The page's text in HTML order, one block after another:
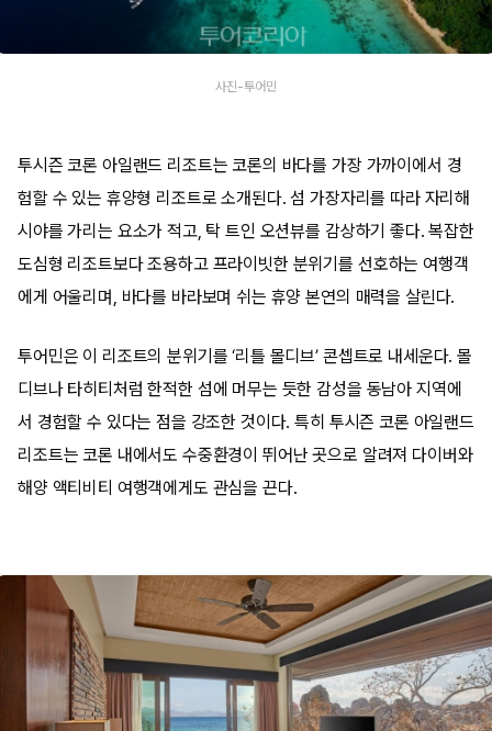
사진-투어민
투시즌 코론 아일랜드 리조트는 코론의 바다를 가장 가까이에서 경
험할 수 있는 휴양형 리조트로 소개된다. 섬 가장자리를 따라 자리해
시야를 가리는 요소가 적고, 탁 트인 오션뷰를 감상하기 좋다. 복잡한
도심형 리조트보다 조용하고 프라이빗한 분위기를 선호하는 여행객
에게 어울리며, 바다를 바라보며 쉬는 휴양 본연의 매력을 살린다.
투어민은 이 리조트의 분위기를 ‘리틀 몰디브’ 콘셉트로 내세운다. 몰
디브나 타히티처럼 한적한 섬에 머무는 듯한 감성을 동남아 지역에
서 경험할 수 있다는 점을 강조한 것이다. 특히 투시즌 코론 아일랜드
리조트는 코론 내에서도 수중환경이 뛰어난 곳으로 알려져 다이버와
해양 액티비티 여행객에게도 관심을 끈다.